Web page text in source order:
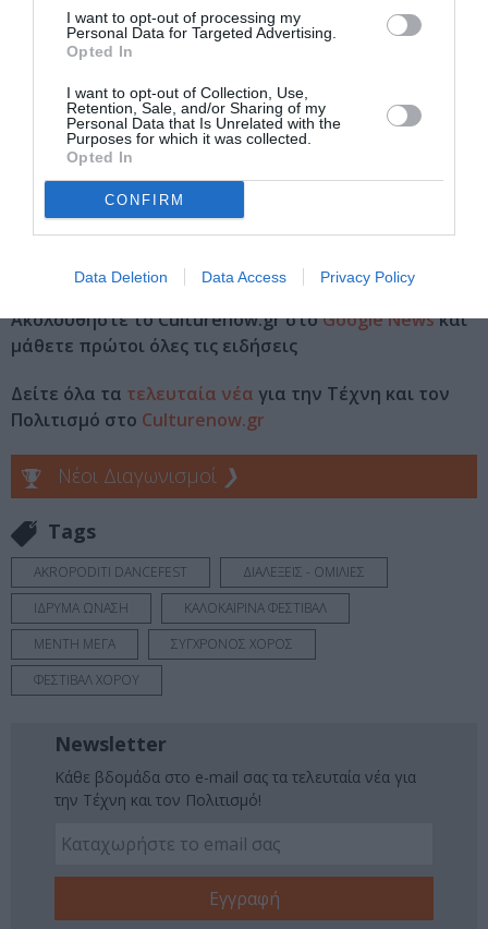
I want to opt-out of processing my
Personal Data for Targeted Advertising.
Opted In
I want to opt-out of Collection, Use,
Retention, Sale, and/or Sharing of my
Personal Data that Is Unrelated with the
Purposes for which it was collected.
Opted In
CONFIRM
Data Deletion Data Access Privacy Policy
21:00
Τοποθεσία:
Θέατρο Ευανθία Καΐρη, Ερμούπολη, Σύρος
Eισιτήρια:
12€ κανονικό, 10€ μειωμένο
Πληροφορίες / Κρατήσεις:
Ακολουθήστε το Culturenow.gr στοGoogle Newsκαι
μάθετε πρώτοι όλες τις ειδήσεις
Δείτε όλα τα τελευταία νέα για την Τέχνη και τον
Πολιτισμό στο Culturenow.gr
Νέοι Διαγωνισμοί ❯
Tags
AKROPODITI DANCEFEST
ΔΙΑΛΕΞΕΙΣ - ΟΜΙΛΙΕΣ
ΙΔΡΥΜΑ ΩΝΑΣΗ
ΚΑΛΟΚΑΙΡΙΝΑ ΦΕΣΤΙΒΑΛ
ΜΕΝΤΗ ΜΕΓΑ
ΣΥΓΧΡΟΝΟΣ ΧΟΡΟΣ
ΦΕΣΤΙΒΑΛ ΧΟΡΟΥ
Newsletter
Κάθε βδομάδα στο e-mail σας τα τελευταία νέα για
την Τέχνη και τον Πολιτισμό!